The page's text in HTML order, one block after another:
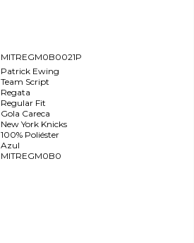
MITREGM0B0021P
Patrick Ewing
Team Script
Regata
Regular Fit
Gola Careca
New York Knicks
100% Poliéster
Azul
MITREGM0B0